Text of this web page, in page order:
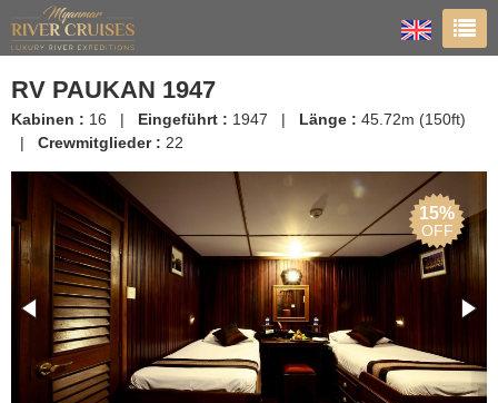
RV PAUKAN 1947
Kabinen : 16 | Eingeführt : 1947 | Länge : 45.72m (150ft)
| Crewmitglieder : 22
15%
OFF